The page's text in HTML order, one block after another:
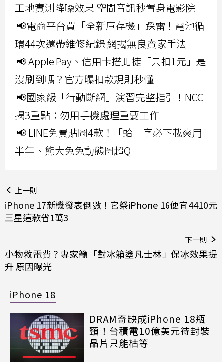
工地實測降噪效果 空間音訊秒置身電影院
📢電商平台買「全新庫存機」踩雷！電池循
環44次還帶維修紀錄 網揭無良賣家手法
📢 Apple Pay、信用卡搭北捷「只扣1元」是
沒刷到嗎？官方曝扣款規則秒懂
📢國家級「行動斷網」演習完整指引！NCC
揭3重點：勿用手機處理重要工作
📢 LINE免費貼圖4款！「蛤」字必下載爽用
半年、熊大兔兔動態圖超Q
上一則
iPhone 17新機發表倒數！它祭iPhone 16便宜4410元
三星這款省1萬3
下一則
小物救電費？專家籲「對冰箱塗凡士林」保冰效果提
升 原因曝光
iPhone 18
DRAM奇缺成iPhone 18瓶
頸！台積電10億美元待封裝
晶片只能枯等